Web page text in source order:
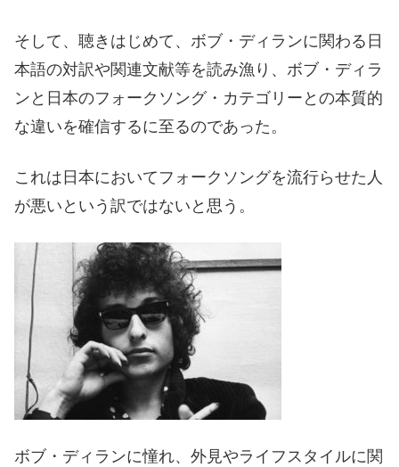
そして、聴きはじめて、ボブ・ディランに関わる日
本語の対訳や関連文献等を読み漁り、ボブ・ディラ
ンと日本のフォークソング・カテゴリーとの本質的
な違いを確信するに至るのであった。
これは日本においてフォークソングを流行らせた人
が悪いという訳ではないと思う。
ボブ・ディランに憧れ、外見やライフスタイルに関